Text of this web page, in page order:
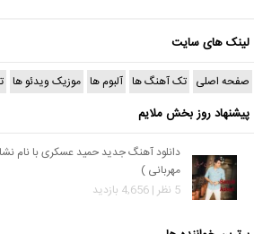
لینک های سایت
صفحه اصلی تک آهنگ ها آلبوم ها موزیک ویدئو ها
پیشنهاد روز بخش ملایم
دانلود آهنگ جدید حمید عسکری با نام
مهربانی )
5 نظر | 4,656 بازدید